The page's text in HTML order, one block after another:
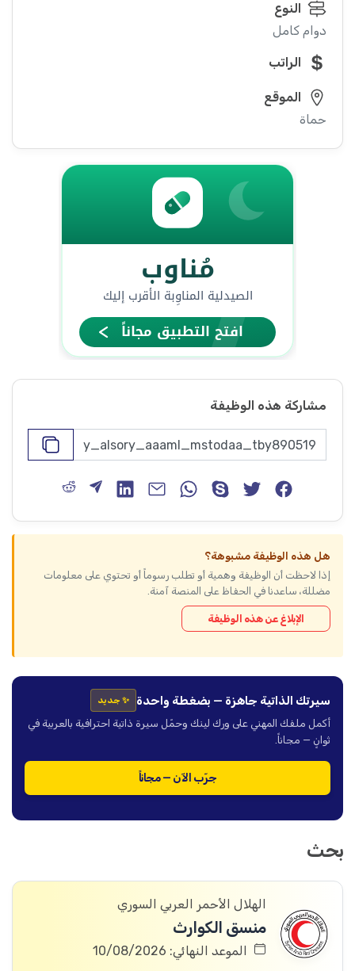
النوع
دوام كامل
الراتب
الموقع
حماة
مشاركة هذه الوظيفة
هل هذه الوظيفة مشبوهة؟
إذا لاحظت أن الوظيفة وهمية أو تطلب رسوماً أو تحتوي على معلومات
مضللة، ساعدنا في الحفاظ على المنصة آمنة.
الإبلاغ عن هذه الوظيفة
سيرتك الذاتية جاهزة — بضغطة واحدة ✨ جديد
أكمل ملفك المهني على ورك لينك وحمّل سيرة ذاتية احترافية بالعربية في
ثوانٍ — مجاناً.
جرّب الآن — مجاناً
بحث
الهلال الأحمر العربي السوري
منسق الكوارث
الموعد النهائي: 10/08/2026